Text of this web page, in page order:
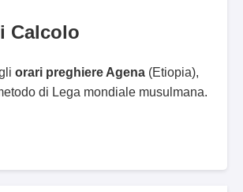
Calcolo
orari preghiere Agena (Etiopia),
di Lega mondiale musulmana.